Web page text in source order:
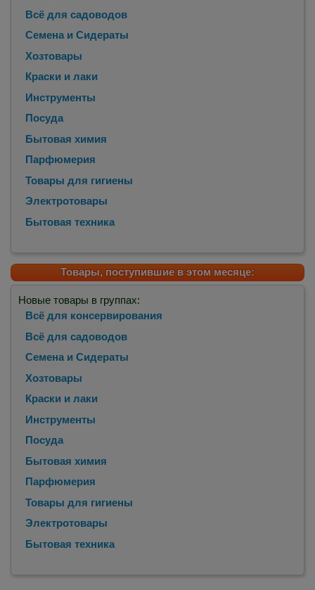
Всё для садоводов
Семена и Сидераты
Хозтовары
Краски и лаки
Инструменты
Посуда
Бытовая химия
Парфюмерия
Товары для гигиены
Электротовары
Бытовая техника
Товары, поступившие в этом месяце:
Новые товары в группах:
Всё для консервирования
Всё для садоводов
Семена и Сидераты
Хозтовары
Краски и лаки
Инструменты
Посуда
Бытовая химия
Парфюмерия
Товары для гигиены
Электротовары
Бытовая техника